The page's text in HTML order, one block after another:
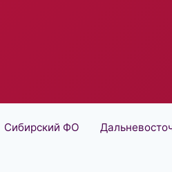
Сибирский ФО